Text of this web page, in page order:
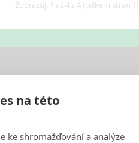
na této
ke shromažďování a analýze
Zobrazuji 1 až 4 z 4 (celkem stran 1)